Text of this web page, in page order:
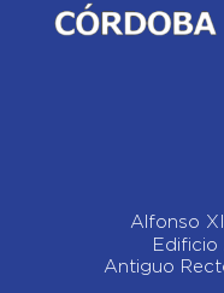
Alfonso
Edificio
Antiguo